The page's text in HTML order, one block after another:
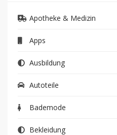
Apotheke & Medizin
Apps
Ausbildung
Autoteile
Bademode
Bekleidung